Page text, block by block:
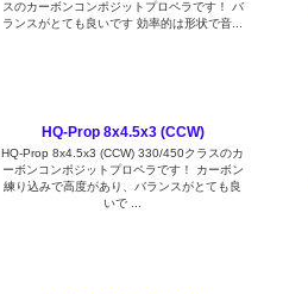
スのカーボンコンポジットプロペラです！ バ
ランスがとても良いです 効率的は形状で音...
HQ-Prop 8x4.5x3 (CCW)
HQ-Prop 8x4.5x3 (CCW) 330/450クラスのカ
ーボンコンポジットプロペラです！ カーボン
練り込みで高度があり、バランスがとても良
いで ...